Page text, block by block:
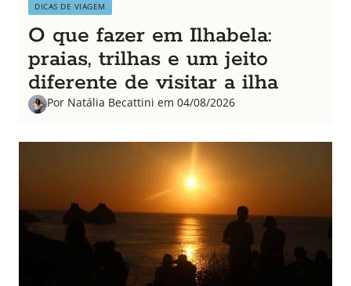
DICAS DE VIAGEM
O que fazer em Ilhabela:
praias, trilhas e um jeito
diferente de visitar a ilha
Por Natália Becattini em 04/08/2026